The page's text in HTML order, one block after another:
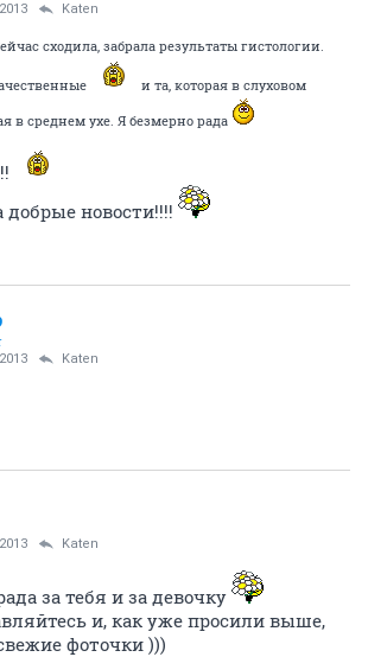
Katen
сходила, забрала результаты гистологии.
и та, которая в слуховом
в среднем ухе. Я безмерно рада
добрые новости!!!!
Katen
Katen
за тебя и за девочку
и, как уже просили выше,
фоточки )))